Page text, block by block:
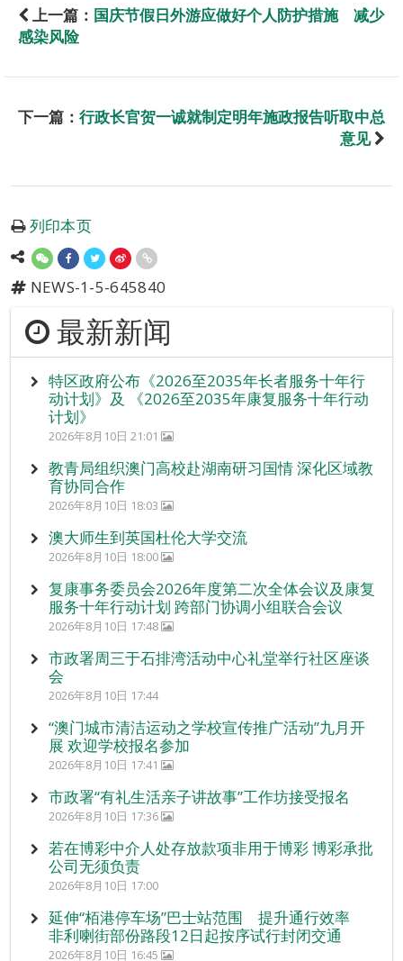
上一篇： 国庆节假日外游应做好个人防护措施 减少
感染风险
下一篇： 行政长官贺一诚就制定明年施政报告听取中总
意见
列印本页
NEWS-1-5-645840
最新新闻
特区政府公布《2026至2035年长者服务十年行
动计划》及 《2026至2035年康复服务十年行动
计划》
2026年8月10日 21:01
教青局组织澳门高校赴湖南研习国情 深化区域教
育协同合作
2026年8月10日 18:03
澳大师生到英国杜伦大学交流
2026年8月10日 18:00
复康事务委员会2026年度第二次全体会议及康复
服务十年行动计划 跨部门协调小组联合会议
2026年8月10日 17:48
市政署周三于石排湾活动中心礼堂举行社区座谈
会
2026年8月10日 17:44
“澳门城市清洁运动之学校宣传推广活动”九月开
展 欢迎学校报名参加
2026年8月10日 17:41
市政署“有礼生活亲子讲故事”工作坊接受报名
2026年8月10日 17:36
若在博彩中介人处存放款项非用于博彩 博彩承批
公司无须负责
2026年8月10日 17:00
延伸“栢港停车场”巴士站范围 提升通行效率
非利喇街部份路段12日起按序试行封闭交通
2026年8月10日 16:45